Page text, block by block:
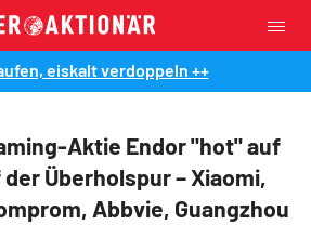
eiskalt verdoppeln ++
Aktie Endor "hot" auf
Überholspur – Xiaomi,
Abbvie, Guangzhou